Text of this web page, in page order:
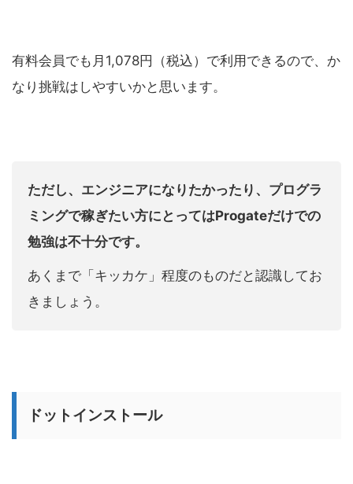
有料会員でも月1,078円（税込）で利用できるので、か
なり挑戦はしやすいかと思います。
ただし、エンジニアになりたかったり、プログラ
ミングで稼ぎたい方にとってはProgateだけでの
勉強は不十分です。
あくまで「キッカケ」程度のものだと認識してお
きましょう。
ドットインストール